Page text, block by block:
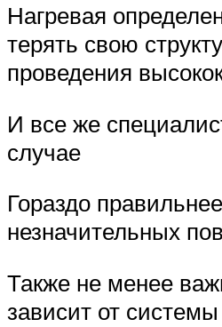
Нагревая
терять свою
проведения
И все же
случае
Гораздо
незначительных
Также не менее
зависит от